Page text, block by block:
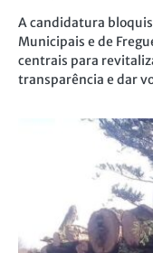
A candidatura
Municipais e de
centrais para
transparência e dar